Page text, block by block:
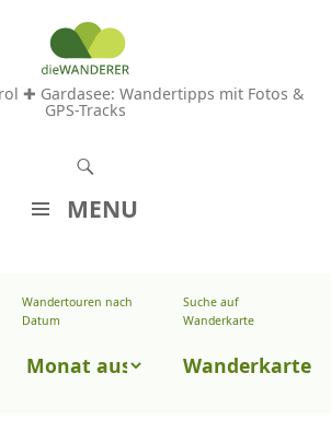
✚ Gardasee: Wandertipps mit Fotos &
GPS-Tracks
MENU
M
Wandertouren nach
Datum
Wandertouren
Datum
Suche auf
Wanderkarte
Wanderkarte